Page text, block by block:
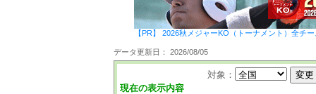
【PR】 2026秋メジャーKO（トーナメント）全チ
データ更新日： 2026/08/05
現在の表示内容
対象：